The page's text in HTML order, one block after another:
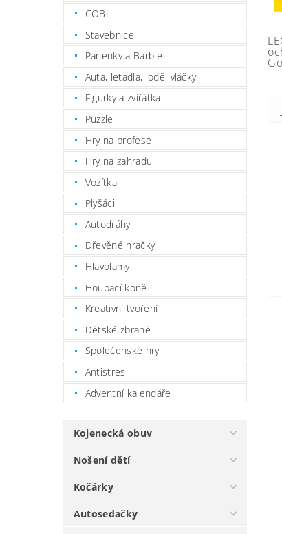
COBI
Stavebnice
Panenky a Barbie
Auta, letadla, lodě, vláčky
Figurky a zvířátka
Puzzle
Hry na profese
Hry na zahradu
Vozítka
Plyšáci
Autodráhy
Dřevěné hračky
Hlavolamy
Houpací koně
Kreativní tvoření
Dětské zbraně
Společenské hry
Antistres
Adventní kalendáře
Kojenecká obuv
Nošení dětí
Kočárky
Autosedačky